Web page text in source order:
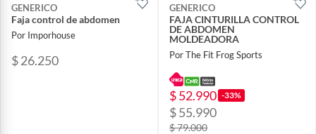
GENERICO
Faja control de abdomen
Por Imporhouse
$ 26.250
GENERICO
FAJA CINTURILLA CONTROL
DE ABDOMEN
MOLDEADORA
Por The Fit Frog Sports
$ 52.990 -33%
$ 55.990
$ 79.000